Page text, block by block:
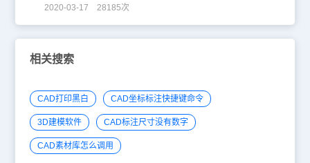
2020-03-17 28185次
相关搜索
CAD打印黑白 CAD坐标标注快捷键命令
3D建模软件 CAD标注尺寸没有数字
CAD素材库怎么调用